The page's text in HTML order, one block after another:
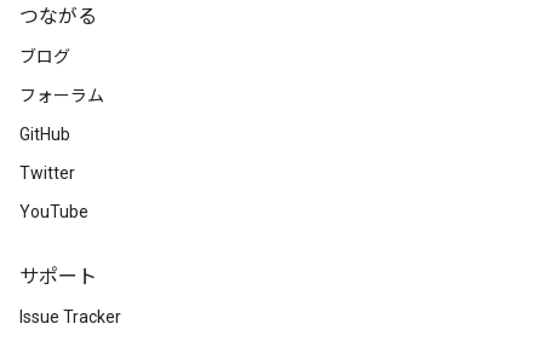
つながる
ブログ
フォーラム
GitHub
Twitter
YouTube
サポート
Issue Tracker